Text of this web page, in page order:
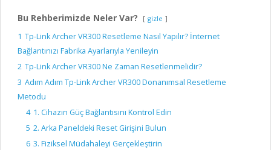
Bu Rehberimizde Neler Var? gizle
1 Tp-Link Archer VR300 Resetleme Nasıl Yapılır? İnternet
Bağlantınızı Fabrika Ayarlarıyla Yenileyin
2 Tp-Link Archer VR300 Ne Zaman Resetlenmelidir?
3 Adım Adım Tp-Link Archer VR300 Donanımsal Resetleme
Metodu
4 1. Cihazın Güç Bağlantısını Kontrol Edin
5 2. Arka Paneldeki Reset Girişini Bulun
6 3. Fiziksel Müdahaleyi Gerçekleştirin